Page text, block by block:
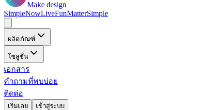
Make design
SimpleNowLiveFunMatterSimple
ผลิตภัณฑ์
โซลูชั่น
เอกสาร
คำถามที่พบบ่อย
ติดต่อ
เริ่มเลย เข้าสู่ระบบ